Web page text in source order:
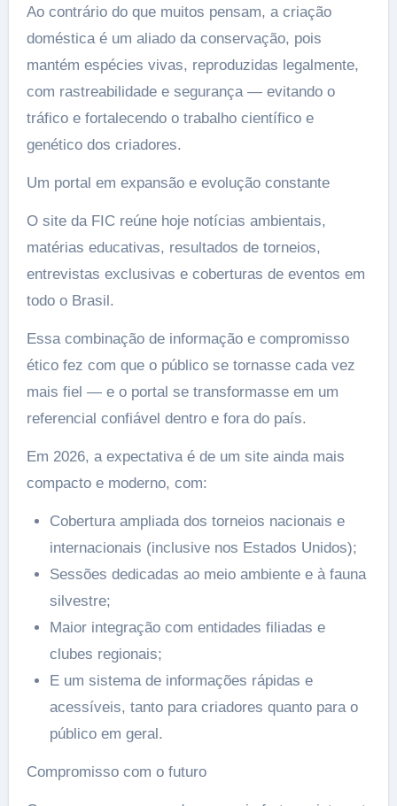
Ao contrário do que muitos pensam, a criação
doméstica é um aliado da conservação, pois
mantém espécies vivas, reproduzidas legalmente,
com rastreabilidade e segurança — evitando o
tráfico e fortalecendo o trabalho científico e
genético dos criadores.
Um portal em expansão e evolução constante
O site da FIC reúne hoje notícias ambientais,
matérias educativas, resultados de torneios,
entrevistas exclusivas e coberturas de eventos em
todo o Brasil.
Essa combinação de informação e compromisso
ético fez com que o público se tornasse cada vez
mais fiel — e o portal se transformasse em um
referencial confiável dentro e fora do país.
Em 2026, a expectativa é de um site ainda mais
compacto e moderno, com:
Cobertura ampliada dos torneios nacionais e
internacionais (inclusive nos Estados Unidos);
Sessões dedicadas ao meio ambiente e à fauna
silvestre;
Maior integração com entidades filiadas e
clubes regionais;
E um sistema de informações rápidas e
acessíveis, tanto para criadores quanto para o
público em geral.
Compromisso com o futuro